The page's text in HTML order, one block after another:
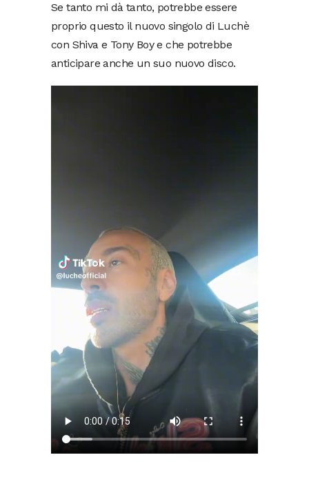
Se tanto mi dà tanto, potrebbe essere
proprio questo il nuovo singolo di Luchè
con Shiva e Tony Boy e che potrebbe
anticipare anche un suo nuovo disco.